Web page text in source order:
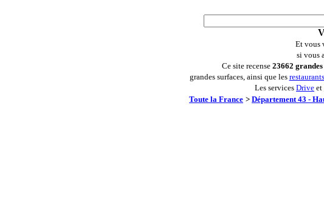
Et vous
si vous
Ce site recense 23662 grandes
grandes surfaces, ainsi que les
Les services Drive et
Toute la France > Département 43 -